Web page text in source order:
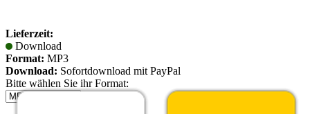
Lieferzeit:
Download
Format: MP3
Download: Sofortdownload mit PayPal
Bitte wählen Sie ihr Format: